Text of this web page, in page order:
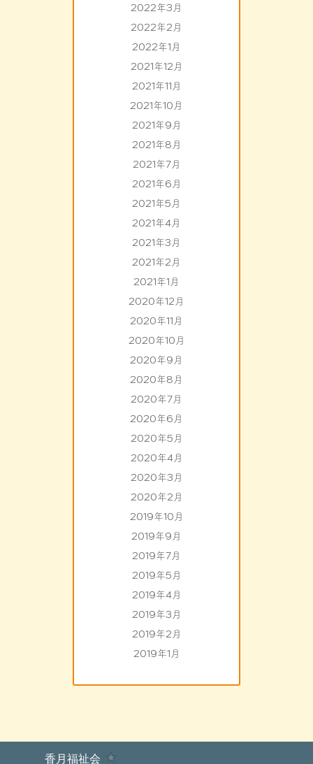
2022年3月
2022年2月
2022年1月
2021年12月
2021年11月
2021年10月
2021年9月
2021年8月
2021年7月
2021年6月
2021年5月
2021年4月
2021年3月
2021年2月
2021年1月
2020年12月
2020年11月
2020年10月
2020年9月
2020年8月
2020年7月
2020年6月
2020年5月
2020年4月
2020年3月
2020年2月
2019年10月
2019年9月
2019年7月
2019年5月
2019年4月
2019年3月
2019年2月
2019年1月